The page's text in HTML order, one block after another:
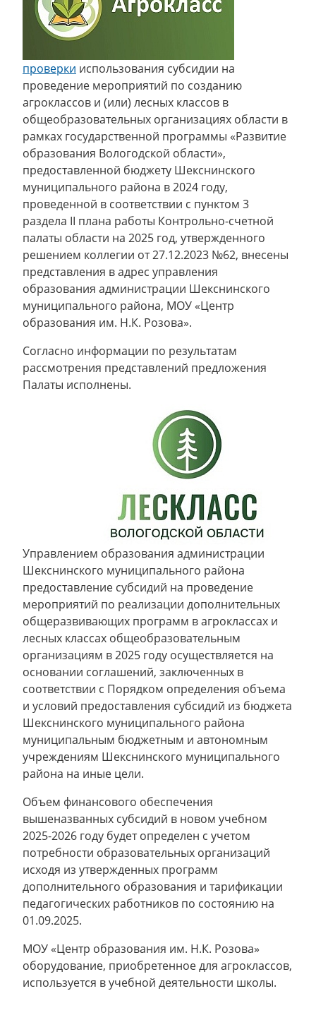
проверки использования субсидии на
проведение мероприятий по созданию
агроклассов и (или) лесных классов в
общеобразовательных организациях области в
рамках государственной программы «Развитие
образования Вологодской области»,
предоставленной бюджету Шекснинского
муниципального района в 2024 году,
проведенной в соответствии с пунктом 3
раздела II плана работы Контрольно-счетной
палаты области на 2025 год, утвержденного
решением коллегии от 27.12.2023 №62, внесены
представления в адрес управления
образования администрации Шекснинского
муниципального района, МОУ «Центр
образования им. Н.К. Розова».
Согласно информации по результатам
рассмотрения представлений предложения
Палаты исполнены.
Управлением образования администрации
Шекснинского муниципального района
предоставление субсидий на проведение
мероприятий по реализации дополнительных
общеразвивающих программ в агроклассах и
лесных классах общеобразовательным
организациям в 2025 году осуществляется на
основании соглашений, заключенных в
соответствии с Порядком определения объема
и условий предоставления субсидий из бюджета
Шекснинского муниципального района
муниципальным бюджетным и автономным
учреждениям Шекснинского муниципального
района на иные цели.
Объем финансового обеспечения
вышеназванных субсидий в новом учебном
2025-2026 году будет определен с учетом
потребности образовательных организаций
исходя из утвержденных программ
дополнительного образования и тарификации
педагогических работников по состоянию на
01.09.2025.
МОУ «Центр образования им. Н.К. Розова»
оборудование, приобретенное для агроклассов,
используется в учебной деятельности школы.